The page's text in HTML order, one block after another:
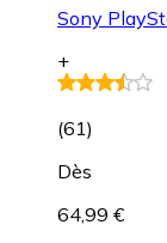
Sony
+
(61)
Dès
64,99 €